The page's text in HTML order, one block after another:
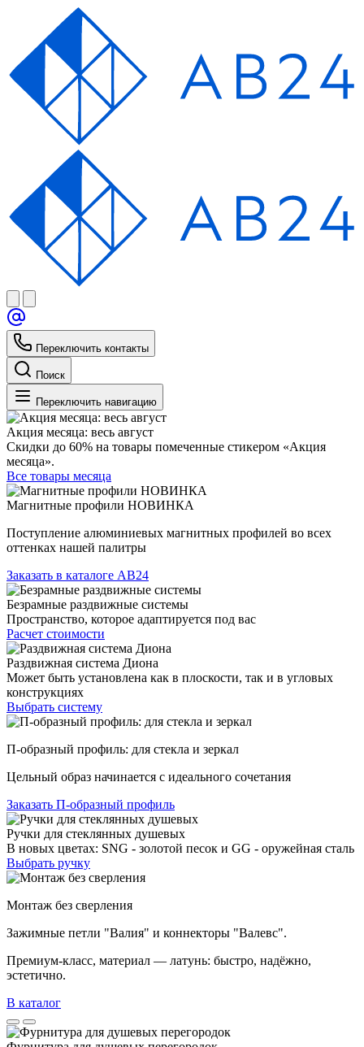
Переключить контакты
Поиск
Переключить навигацию
Акция месяца: весь август
Скидки до 60% на товары помеченные стикером «Акция
месяца».
Все товары месяца
Магнитные профили НОВИНКА
Поступление алюминиевых магнитных профилей во всех
оттенках нашей палитры
Заказать в каталоге АВ24
Безрамные раздвижные системы
Пространство, которое адаптируется под вас
Расчет стоимости
Раздвижная система Диона
Может быть установлена как в плоскости, так и в угловых
конструкциях
Выбрать систему
П-образный профиль: для стекла и зеркал
Цельный образ начинается с идеального сочетания
Заказать П-образный профиль
Ручки для стеклянных душевых
В новых цветах: SNG - золотой песок и GG - оружейная сталь
Выбрать ручку
Монтаж без сверления
Зажимные петли "Валия" и коннекторы "Валевс".
Премиум‑класс, материал — латунь: быстро, надёжно,
эстетично.
В каталог